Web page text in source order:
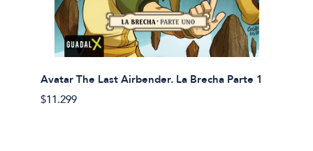
Avatar The Last Airbender. La Brecha Parte 1
$11.299